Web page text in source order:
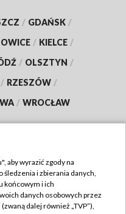
/ GDAŃSK /
/ KIELCE /
/ OLSZTYN /
/ RZESZÓW /
/ WROCŁAW
TVP
aby wyrazić zgody na
i zbierania danych,
końcowym i ich
danych osobowych przez
dalej również „TVP”),